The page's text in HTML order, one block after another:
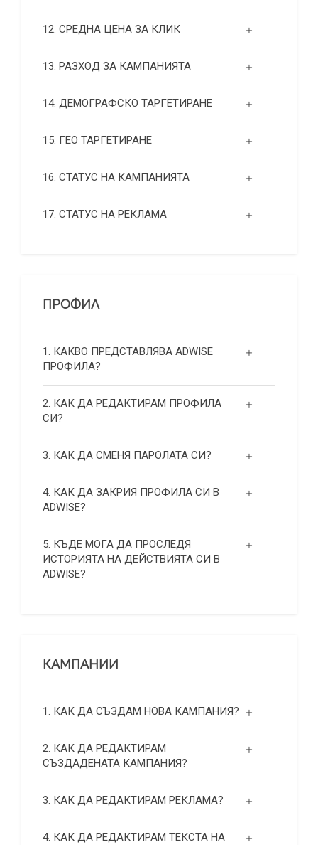
12. СРЕДНА ЦЕНА ЗА КЛИК
13. РАЗХОД ЗА КАМПАНИЯТА
14. ДЕМОГРАФСКО ТАРГЕТИРАНЕ
15. ГЕО ТАРГЕТИРАНЕ
16. СТАТУС НА КАМПАНИЯТА
17. СТАТУС НА РЕКЛАМА
ПРОФИЛ
1. КАКВО ПРЕДСТАВЛЯВА ADWISE
ПРОФИЛА?
2. КАК ДА РЕДАКТИРАМ ПРОФИЛА
СИ?
3. КАК ДА СМЕНЯ ПАРОЛАТА СИ?
4. КАК ДА ЗАКРИЯ ПРОФИЛА СИ В
ADWISE?
5. КЪДЕ МОГА ДА ПРОСЛЕДЯ
ИСТОРИЯТА НА ДЕЙСТВИЯТА СИ В
ADWISE?
КАМПАНИИ
1. КАК ДА СЪЗДАМ НОВА КАМПАНИЯ?
2. КАК ДА РЕДАКТИРАМ
СЪЗДАДЕНАТА КАМПАНИЯ?
3. КАК ДА РЕДАКТИРАМ РЕКЛАМА?
4. КАК ДА РЕДАКТИРАМ ТЕКСТА НА